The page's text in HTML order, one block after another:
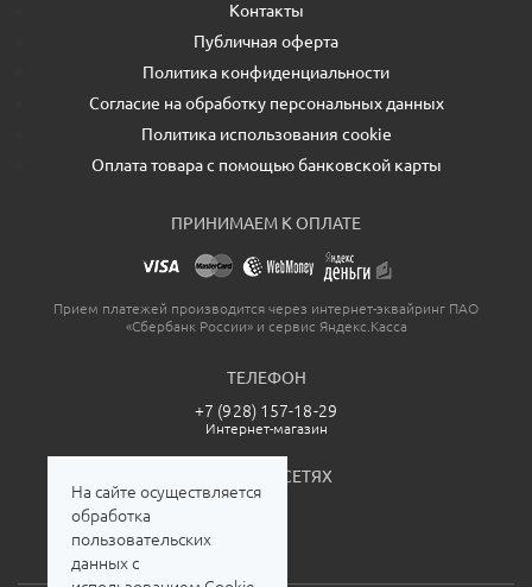
Контакты
Публичная оферта
Политика конфиденциальности
Согласие на обработку персональных данных
Политика использования cookie
Оплата товара с помощью банковской карты
ПРИНИМАЕМ К ОПЛАТЕ
Прием платежей производится через интернет-эквайринг ПАО
«Сбербанк России» и сервис Яндекс.Касса
ТЕЛЕФОН
+7 (928) 157-18-29
Интернет-магазин
МЫ В СОЦСЕТЯХ
На сайте осуществляется
обработка
пользовательских
данных с